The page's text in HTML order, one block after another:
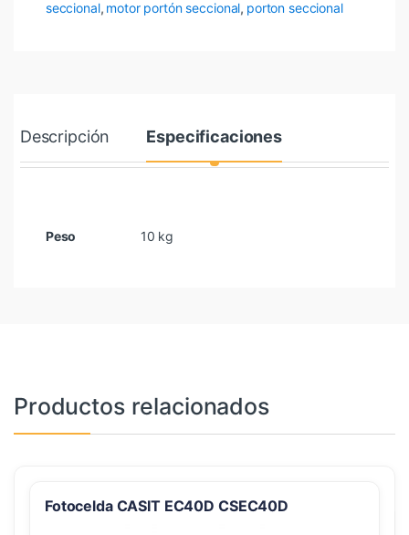
seccional, motor portón seccional, porton seccional
Descripción Especificaciones
Peso 10 kg
Productos relacionados
Fotocelda CASIT EC40D CSEC40D